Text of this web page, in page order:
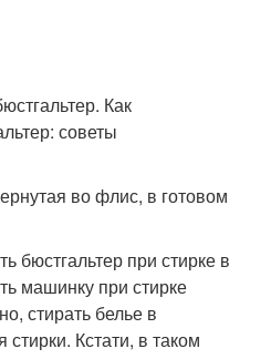
во флис, в готовом
бюстгальтер при стирке в
машинку при стирке
стирать белье в
Кстати, в таком